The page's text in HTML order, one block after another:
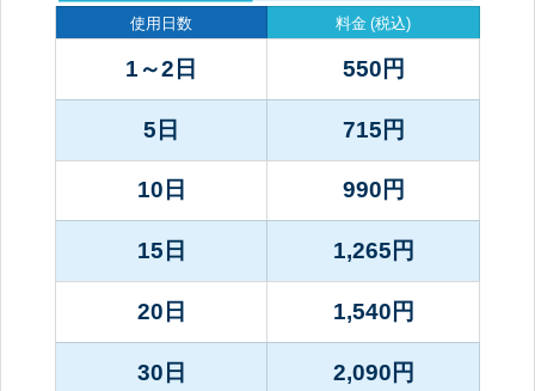
使用日数
1～2日
5日
10日
15日
20日
30日
料金 (税込)
550 円
715 円
990 円
1,265 円
1,540 円
2,090 円